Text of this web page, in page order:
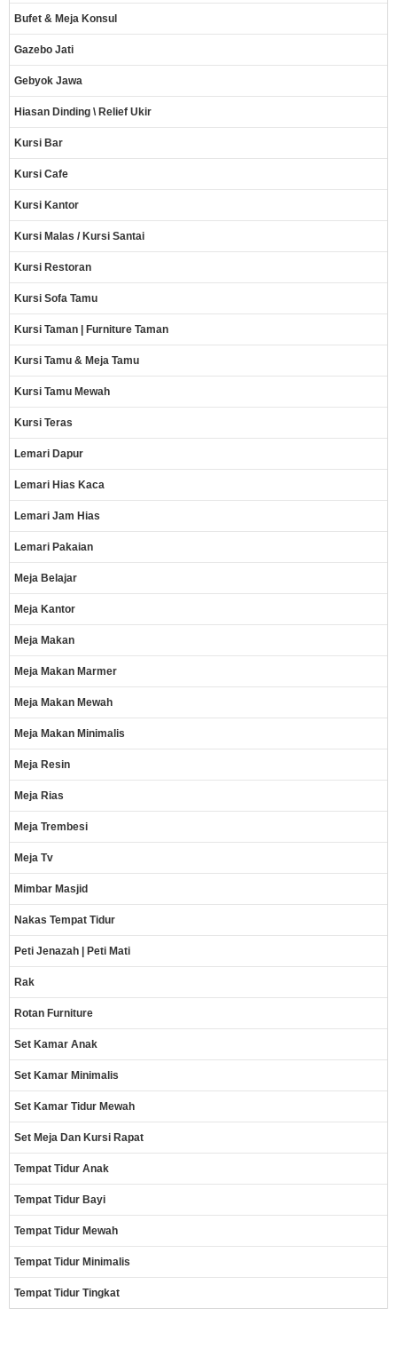
Bufet & Meja Konsul
Gazebo Jati
Gebyok Jawa
Hiasan Dinding \ Relief Ukir
Kursi Bar
Kursi Cafe
Kursi Kantor
Kursi Malas / Kursi Santai
Kursi Restoran
Kursi Sofa Tamu
Kursi Taman | Furniture Taman
Kursi Tamu & Meja Tamu
Kursi Tamu Mewah
Kursi Teras
Lemari Dapur
Lemari Hias Kaca
Lemari Jam Hias
Lemari Pakaian
Meja Belajar
Meja Kantor
Meja Makan
Meja Makan Marmer
Meja Makan Mewah
Meja Makan Minimalis
Meja Resin
Meja Rias
Meja Trembesi
Meja Tv
Mimbar Masjid
Nakas Tempat Tidur
Peti Jenazah | Peti Mati
Rak
Rotan Furniture
Set Kamar Anak
Set Kamar Minimalis
Set Kamar Tidur Mewah
Set Meja Dan Kursi Rapat
Tempat Tidur Anak
Tempat Tidur Bayi
Tempat Tidur Mewah
Tempat Tidur Minimalis
Tempat Tidur Tingkat